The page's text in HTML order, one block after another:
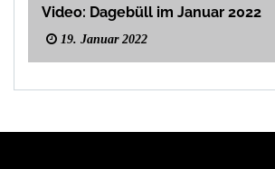
Video: Dagebüll im Januar 2022
19. Januar 2022